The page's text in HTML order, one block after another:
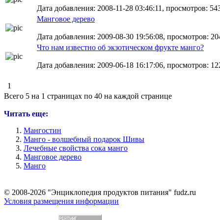
Дата добавления: 2008-11-28 03:46:11, просмотров:
Манговое дерево
Дата добавления: 2009-08-30 19:56:08, просмотров:
Что нам известно об экзотическом фрукте манго?
Дата добавления: 2009-06-18 16:17:06, просмотров:
1
Всего 5 на 1 страницах по 40 на каждой странице
Читать еще:
Мангостин
Манго - волшебный подарок Шивы
Лечебные свойства сока манго
Манговое дерево
Манго
© 2008-2026 "Энциклопедия продуктов питания" fudz.ru
Условия размещения информации